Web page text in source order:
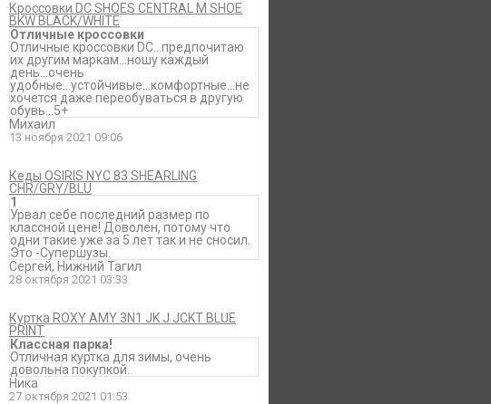
Кроссовки DC SHOES CENTRAL M SHOE
BKW BLACK/WHITE
Отличные кроссовки
Отличные кроссовки DC...предпочитаю
их другим маркам...ношу каждый
день...очень
удобные...устойчивые...комфортные...не
хочется даже переобуваться в другую
обувь...5+
Михаил
13 ноября 2021 09:06
Кеды OSIRIS NYC 83 SHEARLING
CHR/GRY/BLU
1
Урвал себе последний размер по
классной цене! Доволен, потому что
одни такие уже за 5 лет так и не сносил.
Это -Супершузы.
Сергей, Нижний Тагил
28 октября 2021 03:33
Куртка ROXY AMY 3N1 JK J JCKT BLUE
PRINT
Классная парка!
Отличная куртка для зимы, очень
довольна покупкой.
Ника
27 октября 2021 01:53